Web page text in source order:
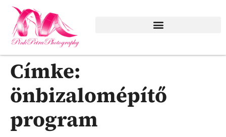
Címke:
önbizalomépítő
program